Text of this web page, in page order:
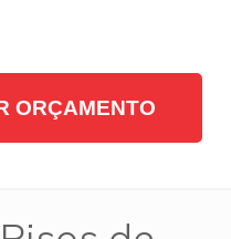
ORÇAMENTO